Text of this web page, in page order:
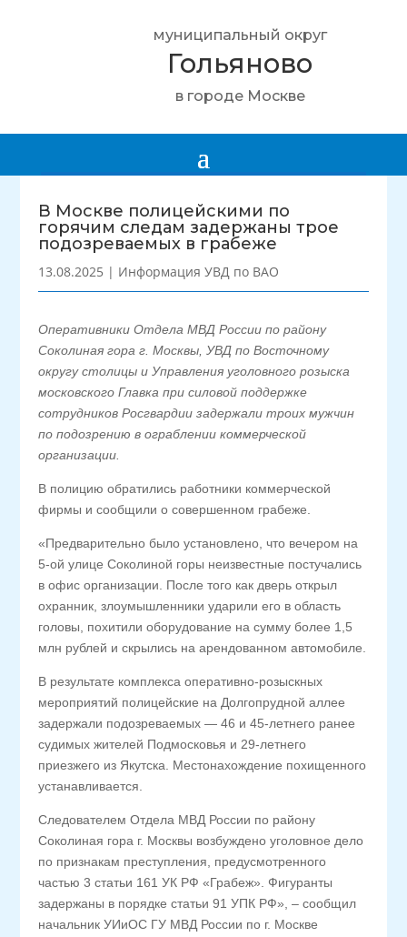
муниципальный округ
Гольяново
в городе Москве
В Москве полицейскими по
горячим следам задержаны трое
подозреваемых в грабеже
13.08.2025 | Информация УВД по ВАО
Оперативники Отдела МВД России по району
Соколиная гора г. Москвы, УВД по Восточному
округу столицы и Управления уголовного розыска
московского Главка при силовой поддержке
сотрудников Росгвардии задержали троих мужчин
по подозрению в ограблении коммерческой
организации.
В полицию обратились работники коммерческой
фирмы и сообщили о совершенном грабеже.
«Предварительно было установлено, что вечером на
5-ой улице Соколиной горы неизвестные постучались
в офис организации. После того как дверь открыл
охранник, злоумышленники ударили его в область
головы, похитили оборудование на сумму более 1,5
млн рублей и скрылись на арендованном автомобиле.
В результате комплекса оперативно-розыскных
мероприятий полицейские на Долгопрудной аллее
задержали подозреваемых — 46 и 45-летнего ранее
судимых жителей Подмосковья и 29-летнего
приезжего из Якутска. Местонахождение похищенного
устанавливается.
Следователем Отдела МВД России по району
Соколиная гора г. Москвы возбуждено уголовное дело
по признакам преступления, предусмотренного
частью 3 статьи 161 УК РФ «Грабеж». Фигуранты
задержаны в порядке статьи 91 УПК РФ», – сообщил
начальник УИиОС ГУ МВД России по г. Москве